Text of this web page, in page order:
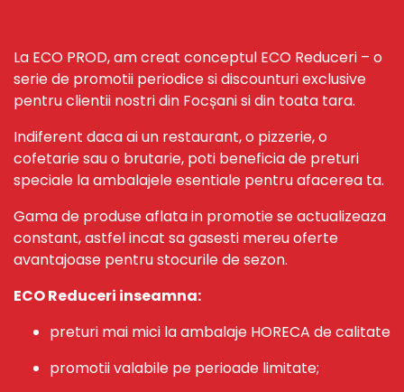
La ECO PROD, am creat conceptul ECO Reduceri – o
serie de promotii periodice si discounturi exclusive
pentru clientii nostri din Focșani si din toata tara.
Indiferent daca ai un restaurant, o pizzerie, o
cofetarie sau o brutarie, poti beneficia de preturi
speciale la ambalajele esentiale pentru afacerea ta.
Gama de produse aflata in promotie se actualizeaza
constant, astfel incat sa gasesti mereu oferte
avantajoase pentru stocurile de sezon.
ECO Reduceri inseamna:
preturi mai mici la ambalaje HORECA de calitate
promotii valabile pe perioade limitate;